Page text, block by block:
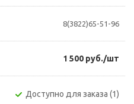
8(3822)65-51-96
1 500 руб./шт
Доступно для заказа (1)